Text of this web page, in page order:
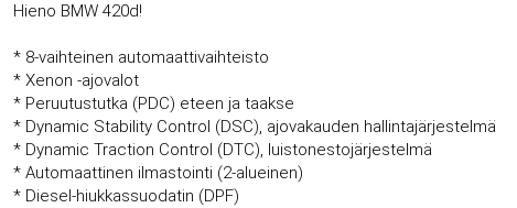
Hieno BMW 420d!
* 8-vaihteinen automaattivaihteisto
* Xenon -ajovalot
* Peruutustutka (PDC) eteen ja taakse
* Dynamic Stability Control (DSC), ajovakauden hallintajärjestelmä
* Dynamic Traction Control (DTC), luistonestojärjestelmä
* Automaattinen ilmastointi (2-alueinen)
* Diesel-hiukkassuodatin (DPF)